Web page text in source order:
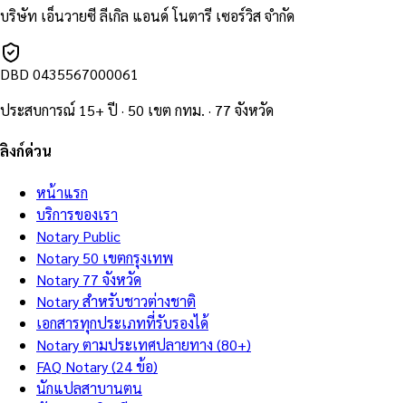
บริษัท เอ็นวายซี ลีเกิล แอนด์ โนตารี เซอร์วิส จำกัด
DBD 0435567000061
ประสบการณ์ 15+ ปี · 50 เขต กทม. · 77 จังหวัด
ลิงก์ด่วน
หน้าแรก
บริการของเรา
Notary Public
Notary 50 เขตกรุงเทพ
Notary 77 จังหวัด
Notary สำหรับชาวต่างชาติ
เอกสารทุกประเภทที่รับรองได้
Notary ตามประเทศปลายทาง (80+)
FAQ Notary (24 ข้อ)
นักแปลสาบานตน